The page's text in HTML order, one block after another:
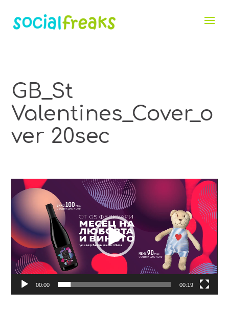
GB_St
Valentines_Cover_o
ver 20sec
Видео
00:00 00:19